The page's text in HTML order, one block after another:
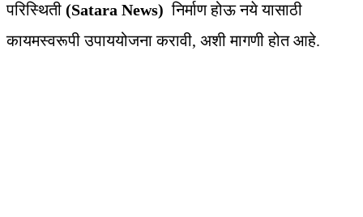
परिस्थिती (Satara News) निर्माण होऊ नये यासाठी
कायमस्वरूपी उपाययोजना करावी, अशी मागणी होत आहे.